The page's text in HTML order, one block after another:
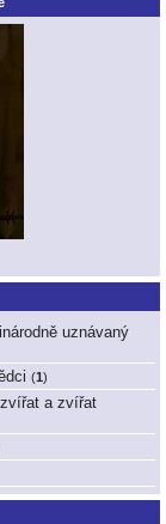
uznávaný
(1)
a zvířat